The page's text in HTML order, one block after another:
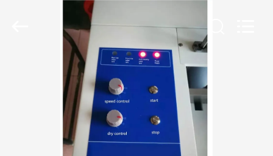
PRODUKTE